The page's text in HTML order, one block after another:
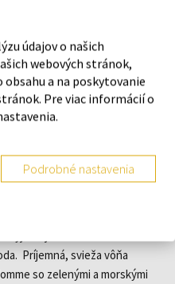
od35,42 € do 86,30 €
Acqua di Gio Pour
Svieža, ľahká, inšpirovaná
Príjemná, svieža vôňa
so zelenými a morskými
údajov o našich
webových stránok,
a na poskytovanie
Pre viac informácií o
Podrobné nastavenia